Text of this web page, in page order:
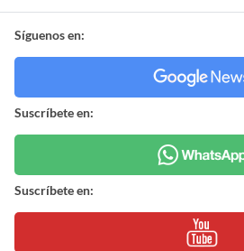
Síguenos en:
Suscríbete en:
Suscríbete en: